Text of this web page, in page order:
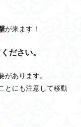
が来ます！
ださい。
あります。
とにも注意して移動